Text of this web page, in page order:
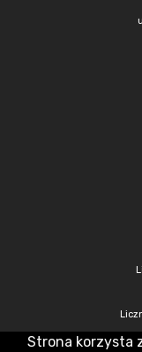
Strona korzysta